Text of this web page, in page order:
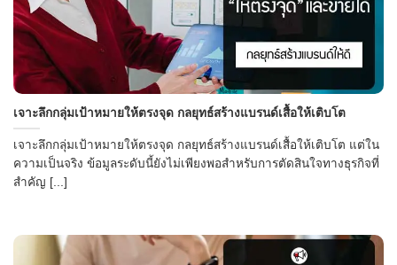
เจาะลึกกลุ่มเป้าหมายให้ตรงจุด กลยุทธ์สร้างแบรนด์เสื้อให้เติบโต
เจาะลึกกลุ่มเป้าหมายให้ตรงจุด กลยุทธ์สร้างแบรนด์เสื้อให้เติบโต แต่ใน
ความเป็นจริง ข้อมูลระดับนี้ยังไม่เพียงพอสำหรับการตัดสินใจทางธุรกิจที่
สำคัญ [...]